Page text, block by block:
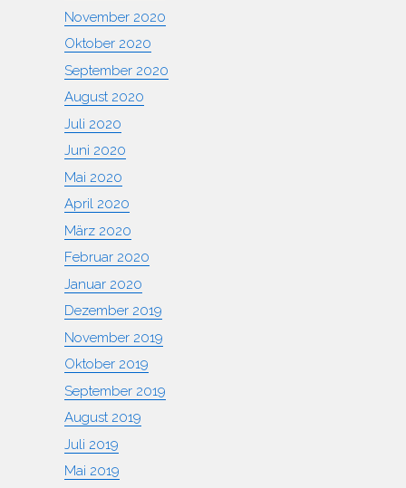
November 2020
Oktober 2020
September 2020
August 2020
Juli 2020
Juni 2020
Mai 2020
April 2020
März 2020
Februar 2020
Januar 2020
Dezember 2019
November 2019
Oktober 2019
September 2019
August 2019
Juli 2019
Mai 2019